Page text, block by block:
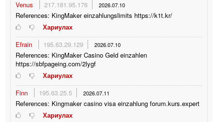
Venus
217.181.95.176 2026.07.10
References: KingMaker einzahlungslimits https://k1t.kr/
Хариулах
Efrain
195.63.29.129 2026.07.10
References: KingMaker Casino Geld einzahlen
https://sbfpageing.com/2lygf
Хариулах
Finn
195.63.25.5 2026.07.11
References: Kingmaker casino visa einzahlung forum.kurs.expert
Хариулах